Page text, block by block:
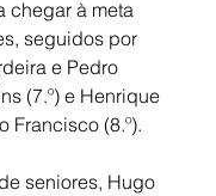
chegar à meta
seguidos por
e Pedro
(7.º) e Henrique
Francisco (8.º).
seniores, Hugo